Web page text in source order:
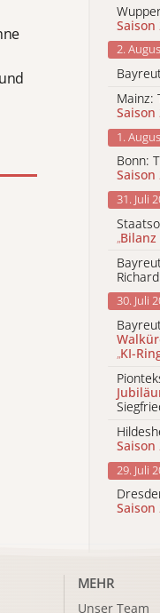
Saison
2.
Mainz:
Saison
1.
Bonn:
Saison
31. Juli
„Bilanz
30. Juli
„KI-
Saison
29. Juli
Saison
MEHR
Unser Team